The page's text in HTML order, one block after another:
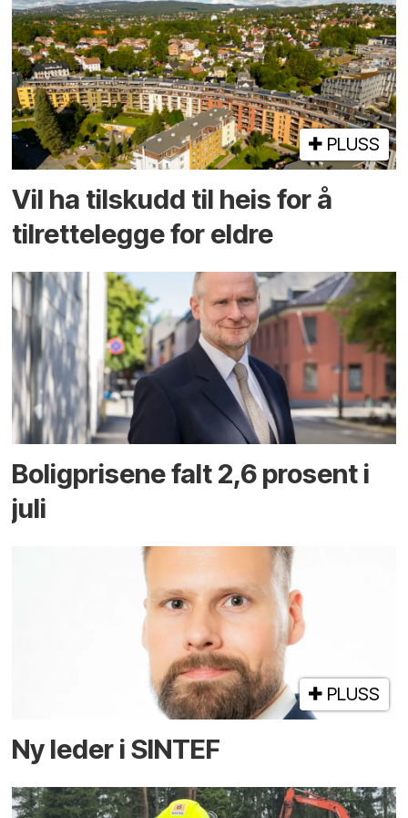
PLUSS
Vil ha tilskudd til heis for å
tilrettelegge for eldre
Boligprisene falt 2,6 prosent i
juli
PLUSS
Ny leder i SINTEF